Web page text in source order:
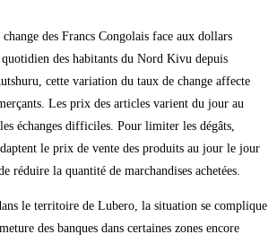
des Francs Congolais face aux dollars
des habitants du Nord Kivu depuis
cette variation du taux de change affecte
Les prix des articles varient du jour au
échanges difficiles. Pour limiter les dégâts,
le prix de vente des produits au jour le jour
réduire la quantité de marchandises achetées.
le territoire de Lubero, la situation se complique
des banques dans certaines zones encore